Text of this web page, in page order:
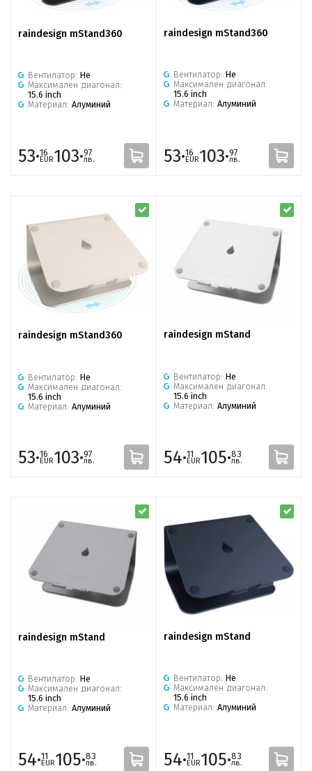
raindesign mStand360
Вентилатор: Не
Максимален диагонал:
15.6 inch
Материал: Алуминий
53·16
EUR103·97
лв.
raindesign mStand360
Вентилатор: Не
Максимален диагонал:
15.6 inch
Материал: Алуминий
53·16
EUR103·97
лв.
raindesign mStand360
Вентилатор: Не
Максимален диагонал:
15.6 inch
Материал: Алуминий
53·16
EUR103·97
лв.
raindesign mStand
Вентилатор: Не
Максимален диагонал:
15.6 inch
Материал: Алуминий
54·11
EUR105·83
лв.
raindesign mStand
Вентилатор: Не
Максимален диагонал:
15.6 inch
Материал: Алуминий
54·11
EUR105·83
лв.
raindesign mStand
Вентилатор: Не
Максимален диагонал:
15.6 inch
Материал: Алуминий
54·11
EUR105·83
лв.